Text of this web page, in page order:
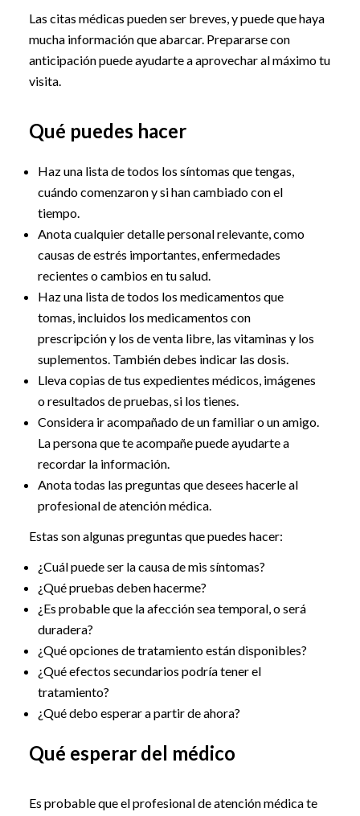
Las citas médicas pueden ser breves, y puede que haya
mucha información que abarcar. Prepararse con
anticipación puede ayudarte a aprovechar al máximo tu
visita.
Qué puedes hacer
Haz una lista de todos los síntomas que tengas,
cuándo comenzaron y si han cambiado con el
tiempo.
Anota cualquier detalle personal relevante, como
causas de estrés importantes, enfermedades
recientes o cambios en tu salud.
Haz una lista de todos los medicamentos que
tomas, incluidos los medicamentos con
prescripción y los de venta libre, las vitaminas y los
suplementos. También debes indicar las dosis.
Lleva copias de tus expedientes médicos, imágenes
o resultados de pruebas, si los tienes.
Considera ir acompañado de un familiar o un amigo.
La persona que te acompañe puede ayudarte a
recordar la información.
Anota todas las preguntas que desees hacerle al
profesional de atención médica.
Estas son algunas preguntas que puedes hacer:
¿Cuál puede ser la causa de mis síntomas?
¿Qué pruebas deben hacerme?
¿Es probable que la afección sea temporal, o será
duradera?
¿Qué opciones de tratamiento están disponibles?
¿Qué efectos secundarios podría tener el
tratamiento?
¿Qué debo esperar a partir de ahora?
Qué esperar del médico
Es probable que el profesional de atención médica te